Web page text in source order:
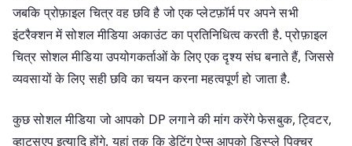
जबकि प्रोफ़ाइल चित्र वह छवि है जो एक प्लेटफ़ॉर्म पर अपने सभी
इंटरैक्शन में सोशल मीडिया अकाउंट का प्रतिनिधित्व करती है. प्रोफ़ाइल
चित्र सोशल मीडिया उपयोगकर्ताओं के लिए एक दृश्य संघ बनाते हैं, जिससे
व्यवसायों के लिए सही छवि का चयन करना महत्वपूर्ण हो जाता है.
कुछ सोशल मीडिया जो आपको DP लगाने की मांग करेंगे फेसबुक, ट्विटर,
व्हाट्सएप इत्यादि होंगे. यहां तक कि डेटिंग ऐप्स आपको डिस्प्ले पिक्चर